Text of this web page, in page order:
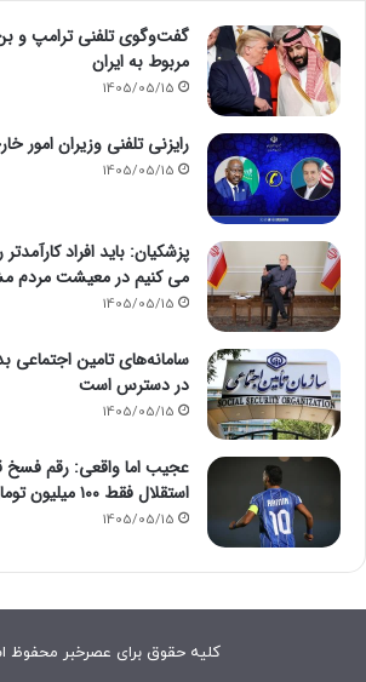
گفت‌وگوی تلفنی ترامپ و
مربوط به ایران
1405/05/15
رایزنی تلفنی وزیران امور
1405/05/15
پزشکیان: باید افراد
می کنیم در معیشت مردم
1405/05/15
سامانه‌های تامین
در دسترس است
1405/05/15
عجیب اما واقعی: رقم فسخ
استقلال فقط ۱۰۰ میلیون تومان است!
1405/05/15
کلیه حقوق برای عصرخبر محفوظ